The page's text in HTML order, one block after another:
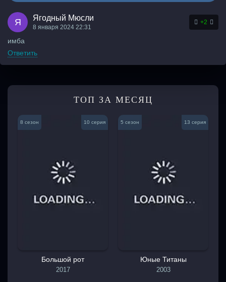
Я Ягодный Мюсли
8 января 2024 22:31
+2
имба
Ответить
ТОП ЗА МЕСЯЦ
8 сезон 10 серия
Большой рот
2017
5 сезон 13 серия
Юные Титаны
2003